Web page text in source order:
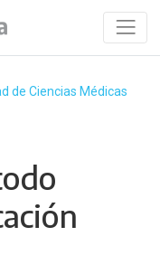
de Ciencias Médicas